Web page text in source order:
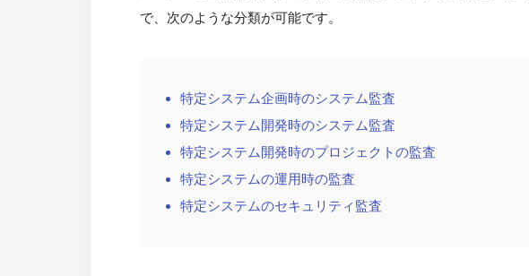
で、次のような分類が可能です。
特定システム企画時のシステム監査
特定システム開発時のシステム監査
特定システム開発時のプロジェクトの監査
特定システムの運用時の監査
特定システムのセキュリティ監査